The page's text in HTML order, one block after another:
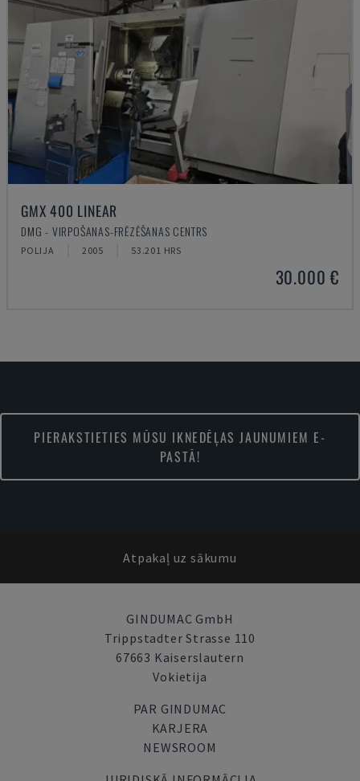
GMX 400 LINEAR
DMG - VIRPOŠANAS-FRĒZĒŠANAS CENTRS
POLIJA 2005 53.201 HRS
30.000 €
PIERAKSTIETIES MŪSU IKNEDĒĻAS JAUNUMIEM E-
PASTĀ!
Atpakaļ uz sākumu
GINDUMAC GmbH
Trippstadter Strasse 110
67663 Kaiserslautern
Vokietija
PAR GINDUMAC
KARJERA
NEWSROOM